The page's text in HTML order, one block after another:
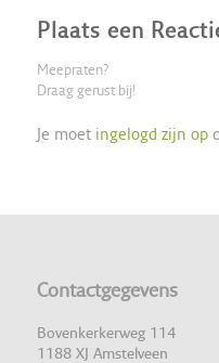
Plaats een
Meepraten?
Draag gerust bij!
Je moet ingelogd zijn op
Contactgegevens
Bovenkerkerweg 114
1188 XJ Amstelveen